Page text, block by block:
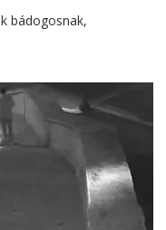
bádogosnak,